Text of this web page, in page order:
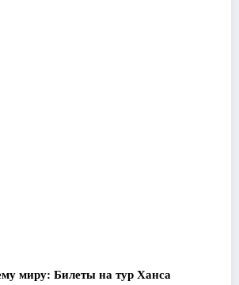
миру: Билеты на тур Ханса